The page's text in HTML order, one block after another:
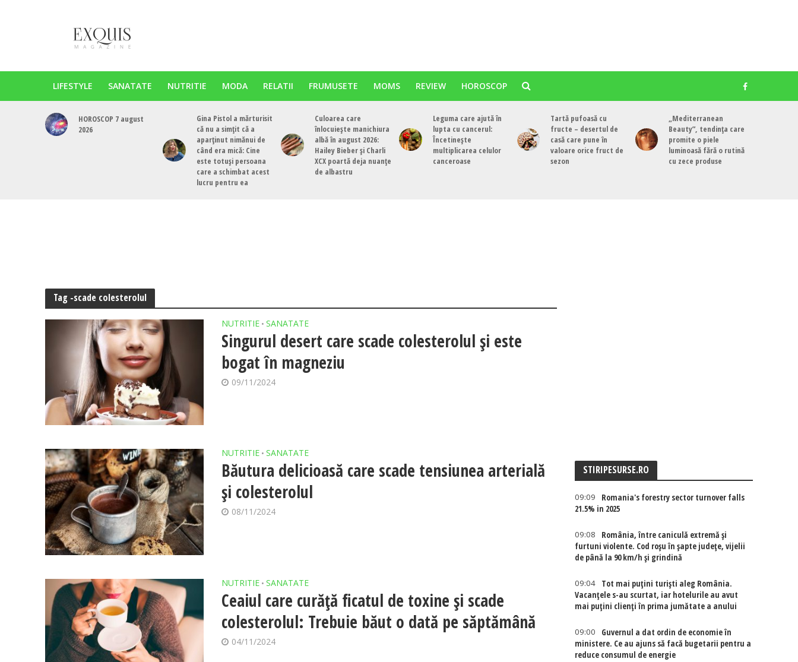
LIFESTYLE SANATATE NUTRITIE MODA RELATII FRUMUSETE MOMS REVIEW HOROSCOP
HOROSCOP 7 august
2026
Gina Pistol a mărturisit
că nu a simțit că a
aparținut nimănui de
când era mică: Cine
este totuși persoana
care a schimbat acest
lucru pentru ea
Culoarea care
înlocuiește manichiura
albă în august 2026:
Hailey Bieber și Charli
XCX poartă deja nuanțe
de albastru
Leguma care ajută în
lupta cu cancerul:
Încetinește
multiplicarea celulor
canceroase
Tartă pufoasă cu
fructe – desertul de
casă care pune în
valoare orice fruct de
sezon
„Mediterranean
Beauty”, tendința care
promite o piele
luminoasă fără o rutină
cu zece produse
Tag -scade colesterolul
NUTRITIE • SANATATE
Singurul desert care scade colesterolul și este
bogat în magneziu
09/11/2024
NUTRITIE • SANATATE
Băutura delicioasă care scade tensiunea arterială
și colesterolul
08/11/2024
NUTRITIE • SANATATE
Ceaiul care curăță ficatul de toxine și scade
colesterolul: Trebuie băut o dată pe săptămână
04/11/2024
STIRIPESURSE.RO
09:09
Romania's forestry sector turnover falls
21.5% in 2025
09:08
România, între caniculă extremă și
furtuni violente. Cod roșu în șapte județe, vijelii
de până la 90 km/h și grindină
09:04
Tot mai puțini turiști aleg România.
Vacanțele s-au scurtat, iar hotelurile au avut
mai puțini clienți în prima jumătate a anului
09:00
Guvernul a dat ordin de economie în
ministere. Ce au ajuns să facă bugetarii pentru a
reduce consumul de energie